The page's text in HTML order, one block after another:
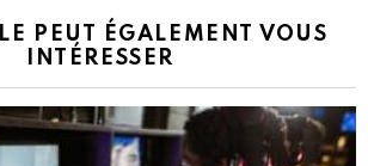
PEUT ÉGALEMENT VOUS
INTÉRESSER